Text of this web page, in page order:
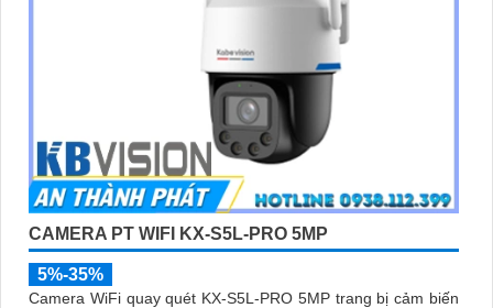
CAMERA PT WIFI KX-S5L-PRO 5MP
5%-35%
Camera WiFi quay quét KX-S5L-PRO 5MP trang bị cảm biến